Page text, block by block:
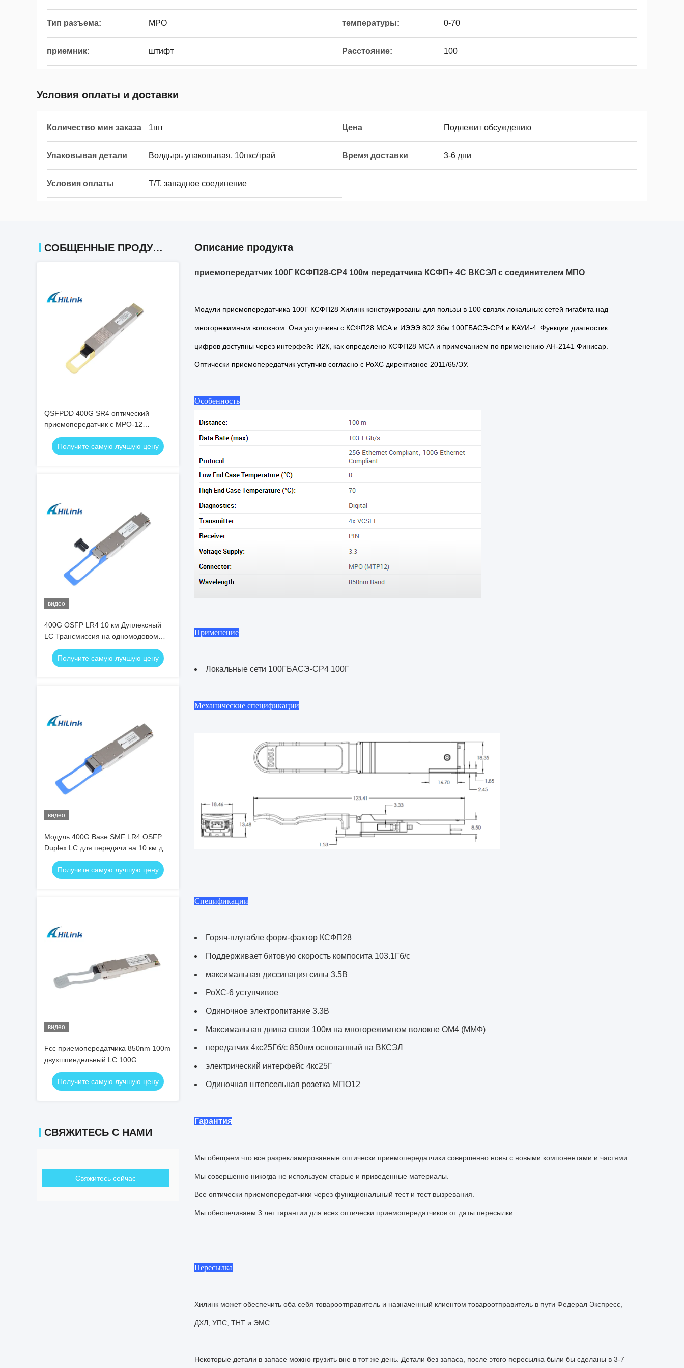
Тип разъема: MPO температуры: 0-70
приемник: штифт Расстояние: 100
Условия оплаты и доставки
Количество мин заказа 1шт Цена Подлежит обсуждению
Упаковывая детали Волдырь упаковывая, 10пкс/трай Время доставки 3-6 дни
Условия оплаты T/T, западное соединение
СОБЩЕННЫЕ ПРОДУКТЫ
QSFPDD 400G SR4 оптический
приемопередатчик с MPO-12
соединителем для передачи на 100
Получите самую лучшую цену
видео
400G OSFP LR4 10 км Дуплексный
LC Трансмиссия на одномодовом
волокне (SMF) OSFP Модуль
Получите самую лучшую цену
видео
Модуль 400G Base SMF LR4 OSFP
Duplex LC для передачи на 10 км для
5G дата-центра
Получите самую лучшую цену
видео
Fcc приемопередатчика 850nm 100m
двухшпиндельный LC 100G
приемопередатчика VCSEL OM4
MMF QSFP+ QSFP+
Получите самую лучшую цену
СВЯЖИТЕСЬ С НАМИ
Свяжитесь сейчас
Описание продукта
приемопередатчик 100Г КСФП28-СР4 100м передатчика КСФП+ 4С ВКСЭЛ с соединителем МПО
Модули приемопередатчика 100Г КСФП28 Хилинк конструированы для пользы в 100 связях локальных сетей гигабита над
многорежимным волокном. Они уступчивы с КСФП28 МСА и ИЭЭЭ 802.3бм 100ГБАСЭ-СР4 и КАУИ-4. Функции диагностик
цифров доступны через интерфейс И2К, как определено КСФП28 МСА и примечанием по применению АН-2141 Финисар.
Оптически приемопередатчик уступчив согласно с РоХС директивное 2011/65/ЭУ.
Особенность
Применение
Локальные сети 100ГБАСЭ-СР4 100Г
Механические спецификации
Спецификации
Горяч-плугабле форм-фактор КСФП28
Поддерживает битовую скорость компосита 103.1Гб/с
максимальная диссипация силы 3.5В
РоХС-6 уступчивое
Одиночное электропитание 3.3В
Максимальная длина связи 100м на многорежимном волокне ОМ4 (ММФ)
передатчик 4кс25Гб/с 850нм основанный на ВКСЭЛ
электрический интерфейс 4кс25Г
Одиночная штепсельная розетка МПО12
Гарантия
Мы обещаем что все разрекламированные оптически приемопередатчики совершенно новы с новыми компонентами и частями.
Мы совершенно никогда не используем старые и приведенные материалы.
Все оптически приемопередатчики через функциональный тест и тест вызревания.
Мы обеспечиваем 3 лет гарантии для всех оптически приемопередатчиков от даты пересылки.
Пересылка
Хилинк может обеспечить оба себя товароотправитель и назначенный клиентом товароотправитель в пути Федерал Экспресс,
ДХЛ, УПС, ТНТ и ЭМС.
Некоторые детали в запасе можно грузить вне в тот же день. Детали без запаса, после этого пересылка были бы сделаны в 3-7